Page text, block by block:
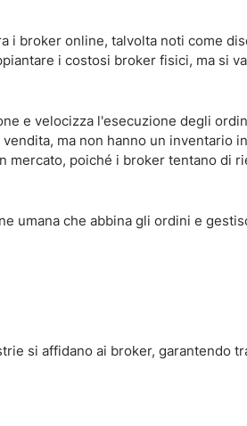
i broker online, talvolta noti come
i costosi broker fisici, ma si
e velocizza l'esecuzione degli
ma non hanno un inventario
mercato, poiché i broker tentano di
umana che abbina gli ordini e
si affidano ai broker, garantendo